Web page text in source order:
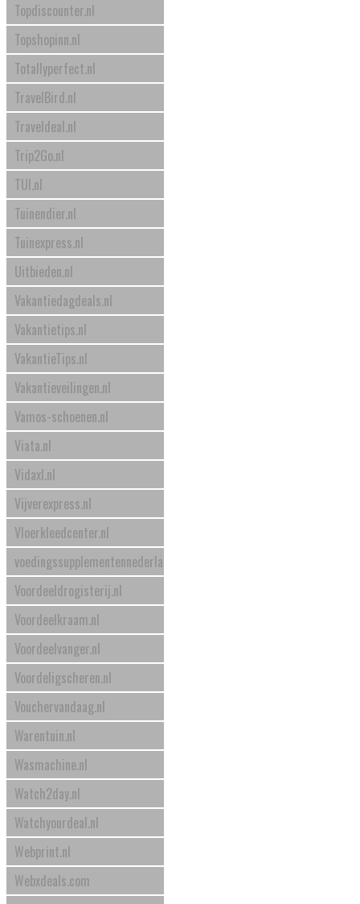
Topdiscounter.nl
Topshopinn.nl
Totallyperfect.nl
TravelBird.nl
Traveldeal.nl
Trip2Go.nl
TUI.nl
Tuinendier.nl
Tuinexpress.nl
Uitbieden.nl
Vakantiedagdeals.nl
Vakantietips.nl
VakantieTips.nl
Vakantieveilingen.nl
Vamos-schoenen.nl
Viata.nl
Vidaxl.nl
Vijverexpress.nl
Vloerkleedcenter.nl
voedingssupplementennederland.nl
Voordeeldrogisterij.nl
Voordeelkraam.nl
Voordeelvanger.nl
Voordeligscheren.nl
Vouchervandaag.nl
Warentuin.nl
Wasmachine.nl
Watch2day.nl
Watchyourdeal.nl
Webprint.nl
Webxdeals.com